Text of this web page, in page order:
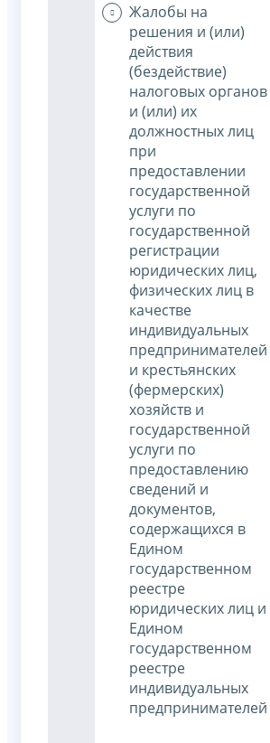
Жалобы на
решения и (или)
действия
(бездействие)
налоговых органов
и (или) их
должностных лиц
при
предоставлении
государственной
услуги по
государственной
регистрации
юридических лиц,
физических лиц в
качестве
индивидуальных
предпринимателей
и крестьянских
(фермерских)
хозяйств и
государственной
услуги по
предоставлению
сведений и
документов,
содержащихся в
Едином
государственном
реестре
юридических лиц и
Едином
государственном
реестре
индивидуальных
предпринимателей